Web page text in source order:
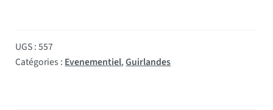
UGS :557
Catégories : Evenementiel,Guirlandes